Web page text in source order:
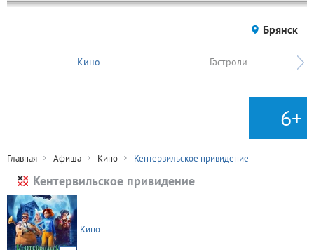
Брянск
Кино Гастроли
6+
Главная Афиша Кино Кентервильское привидение
Кентервильское привидение
Кино